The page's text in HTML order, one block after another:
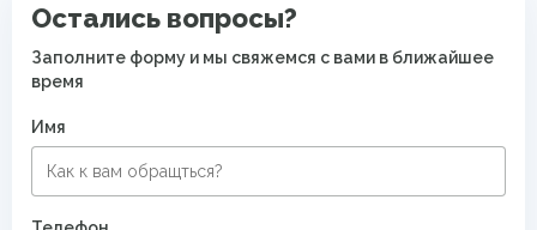
Безворсовые хлопковые ковры
Остались вопросы?
Заполните форму и мы свяжемся с вами в ближайшее
время
Имя